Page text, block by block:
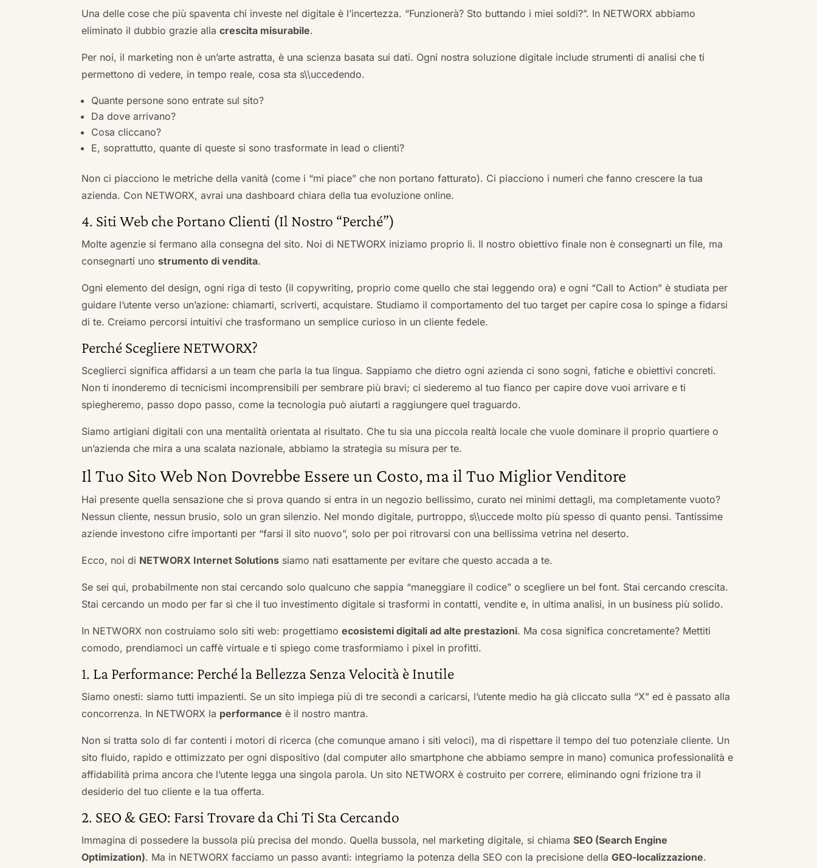
Una delle cose che più spaventa chi investe nel digitale è l’incertezza. “Funzionerà? Sto buttando i miei soldi?”. In NETWORX abbiamo
eliminato il dubbio grazie allacrescita misurabile.
Per noi, il marketing non è un’arte astratta, è una scienza basata sui dati. Ogni nostra soluzione digitale include strumenti di analisi che ti
permettono di vedere, in tempo reale, cosa sta s\\uccedendo.
Quante persone sono entrate sul sito?
Da dove arrivano?
Cosa cliccano?
E, soprattutto, quante di queste si sono trasformate in lead o clienti?
Non ci piacciono le metriche della vanità (come i “mi piace” che non portano fatturato). Ci piacciono i numeri che fanno crescere la tua
azienda. Con NETWORX, avrai una dashboard chiara della tua evoluzione online.
4. Siti Web che Portano Clienti (Il Nostro “Perché”)
Molte agenzie si fermano alla consegna del sito. Noi di NETWORX iniziamo proprio lì. Il nostro obiettivo finale non è consegnarti un file, ma
consegnarti unostrumento di vendita.
Ogni elemento del design, ogni riga di testo (il copywriting, proprio come quello che stai leggendo ora) e ogni “Call to Action” è studiata per
guidare l’utente verso un’azione: chiamarti, scriverti, acquistare. Studiamo il comportamento del tuo target per capire cosa lo spinge a fidarsi
di te. Creiamo percorsi intuitivi che trasformano un semplice curioso in un cliente fedele.
Perché Scegliere NETWORX?
Sceglierci significa affidarsi a un team che parla la tua lingua. Sappiamo che dietro ogni azienda ci sono sogni, fatiche e obiettivi concreti.
Non ti inonderemo di tecnicismi incomprensibili per sembrare più bravi; ci siederemo al tuo fianco per capire dove vuoi arrivare e ti
spiegheremo, passo dopo passo, come la tecnologia può aiutarti a raggiungere quel traguardo.
Siamo artigiani digitali con una mentalità orientata al risultato. Che tu sia una piccola realtà locale che vuole dominare il proprio quartiere o
un’azienda che mira a una scalata nazionale, abbiamo la strategia su misura per te.
Il Tuo Sito Web Non Dovrebbe Essere un Costo, ma il Tuo Miglior Venditore
Hai presente quella sensazione che si prova quando si entra in un negozio bellissimo, curato nei minimi dettagli, ma completamente vuoto?
Nessun cliente, nessun brusio, solo un gran silenzio. Nel mondo digitale, purtroppo, s\\uccede molto più spesso di quanto pensi. Tantissime
aziende investono cifre importanti per “farsi il sito nuovo”, solo per poi ritrovarsi con una bellissima vetrina nel deserto.
Ecco, noi di NETWORX Internet Solutions siamo nati esattamente per evitare che questo accada a te.
Se sei qui, probabilmente non stai cercando solo qualcuno che sappia “maneggiare il codice” o scegliere un bel font. Stai cercando crescita.
Stai cercando un modo per far sì che il tuo investimento digitale si trasformi in contatti, vendite e, in ultima analisi, in un business più solido.
In NETWORX non costruiamo solo siti web: progettiamoecosistemi digitali ad alte prestazioni. Ma cosa significa concretamente? Mettiti
comodo, prendiamoci un caffè virtuale e ti spiego come trasformiamo i pixel in profitti.
1. La Performance: Perché la Bellezza Senza Velocità è Inutile
Siamo onesti: siamo tutti impazienti. Se un sito impiega più di tre secondi a caricarsi, l’utente medio ha già cliccato sulla “X” ed è passato alla
concorrenza. In NETWORX la performance è il nostro mantra.
Non si tratta solo di far contenti i motori di ricerca (che comunque amano i siti veloci), ma di rispettare il tempo del tuo potenziale cliente. Un
sito fluido, rapido e ottimizzato per ogni dispositivo (dal computer allo smartphone che abbiamo sempre in mano) comunica professionalità e
affidabilità prima ancora che l’utente legga una singola parola. Un sito NETWORX è costruito per correre, eliminando ogni frizione tra il
desiderio del tuo cliente e la tua offerta.
2. SEO & GEO: Farsi Trovare da Chi Ti Sta Cercando
Immagina di possedere la bussola più precisa del mondo. Quella bussola, nel marketing digitale, si chiamaSEO (Search Engine
Optimization). Ma in NETWORX facciamo un passo avanti: integriamo la potenza della SEO con la precisione dellaGEO-localizzazione.